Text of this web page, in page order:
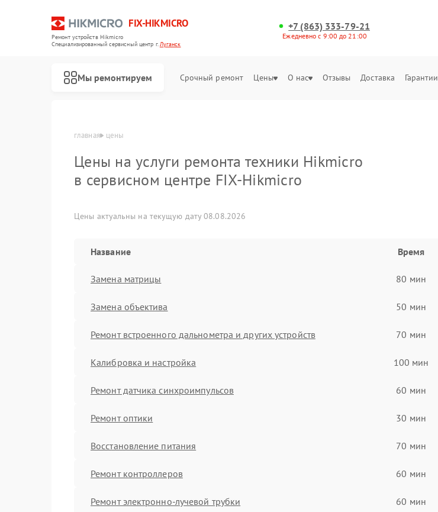
FIX-HIKMICRO
Ремонт устройств Hikmicro
Специализированный cервисный центр г.Луганск
+7 (863) 333-79-21
Ежедневно с 9:00 до 21:00
Мы ремонтируем Срочный ремонт Цены О нас Отзывы Доставка Гарантии
главная цены
Цены на услуги ремонта техники Hikmicro
в сервисном центре FIX-Hikmicro
Цены актуальны на текущую дату 08.08.2026
Название Время
Замена матрицы 80 мин
Замена объектива 50 мин
Ремонт встроенного дальнометра и других устройств 70 мин
Калибровка и настройка 100 мин
Ремонт датчика синхроимпульсов 60 мин
Ремонт оптики 30 мин
Восстановление питания 70 мин
Ремонт контроллеров 60 мин
Ремонт электронно-лучевой трубки 60 мин